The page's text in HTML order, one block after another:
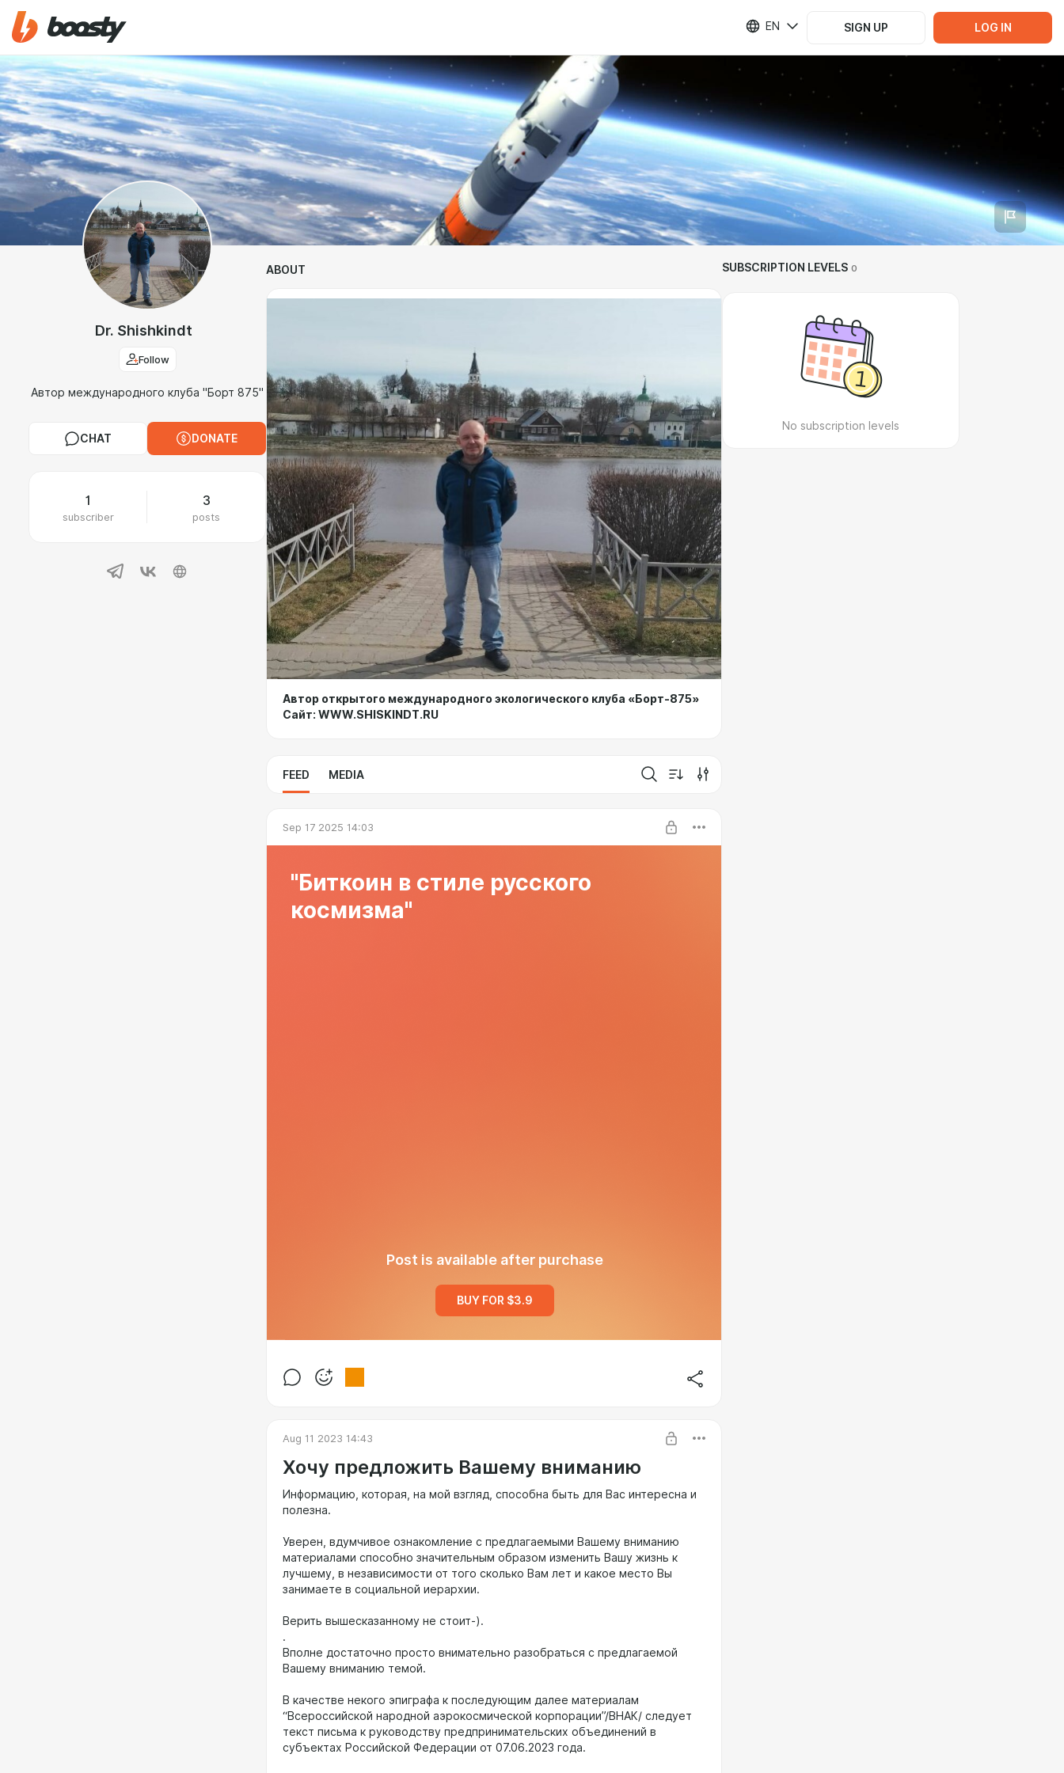
EN SIGN UP LOG IN
Dr. Shishkindt
Follow
Автор международного клуба "Борт 875"
CHAT DONATE
1
subscriber
3
posts
ABOUT
Автор открытого международного экологического клуба «Борт-875»
Сайт: WWW.SHISKINDT.RU
FEED MEDIA
Sep 17 2025 14:03
"Биткоин в стиле русского
космизма"
Post is available after purchase
BUY FOR $3.9
Aug 11 2023 14:43
Хочу предложить Вашему вниманию
Информацию, которая, на мой взгляд, способна быть для Вас интересна и
полезна.
Уверен, вдумчивое ознакомление с предлагаемыми Вашему вниманию
материалами способно значительным образом изменить Вашу жизнь к
лучшему, в независимости от того сколько Вам лет и какое место Вы
занимаете в социальной иерархии.
Верить вышесказанному не стоит-).
.
Вполне достаточно просто внимательно разобраться с предлагаемой
Вашему вниманию темой.
В качестве некого эпиграфа к последующим далее материалам
“Всероссийской народной аэрокосмической корпорации”/ВНАК/ следует
текст письма к руководству предпринимательских объединений в
субъектах Российской Федерации от 07.06.2023 года.
SUBSCRIPTION LEVELS 0
No subscription levels